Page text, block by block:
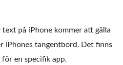
på iPhone kommer att gälla
iPhones tangentbord. Det finns
en specifik app.